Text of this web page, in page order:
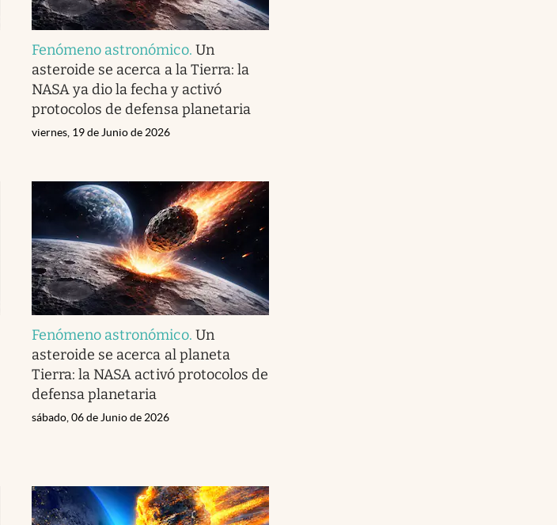
Fenómeno astronómico. Un
asteroide se acerca a la Tierra: la
NASA ya dio la fecha y activó
protocolos de defensa planetaria
viernes, 19 de Junio de 2026
Fenómeno astronómico. Un
asteroide se acerca al planeta
Tierra: la NASA activó protocolos de
defensa planetaria
sábado, 06 de Junio de 2026